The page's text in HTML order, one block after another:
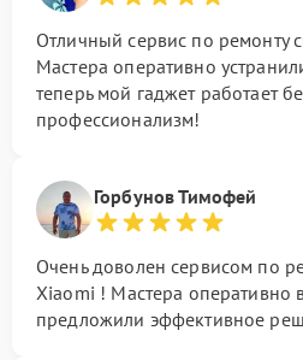
Отличный сервис по ремонту
Мастера оперативно
теперь мой гаджет работает
профессионализм!
Горбунов Тимофей
Очень доволен сервисом по
Xiaomi ! Мастера оперативно
предложили эффективное